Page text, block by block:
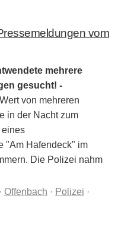
vom
mehrere
gesucht! -
von mehreren
in der Nacht zum
eines
"Am Hafendeck" im
Die Polizei nahm
· Offenbach · Polizei ·